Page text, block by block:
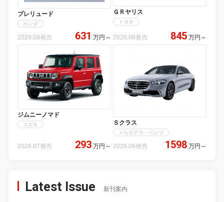
プレリュード
ホンダ
2026.08発売 631 万円 ～
ＧＲヤリス
トヨタ
2026.08発売 845 万円 ～
ジムニーノマド
スズキ
2026.07発売 293 万円 ～
Ｓクラス
メルセデス・ベンツ
2026.06発売 1598 万円 ～
Latest Issue 新刊案内